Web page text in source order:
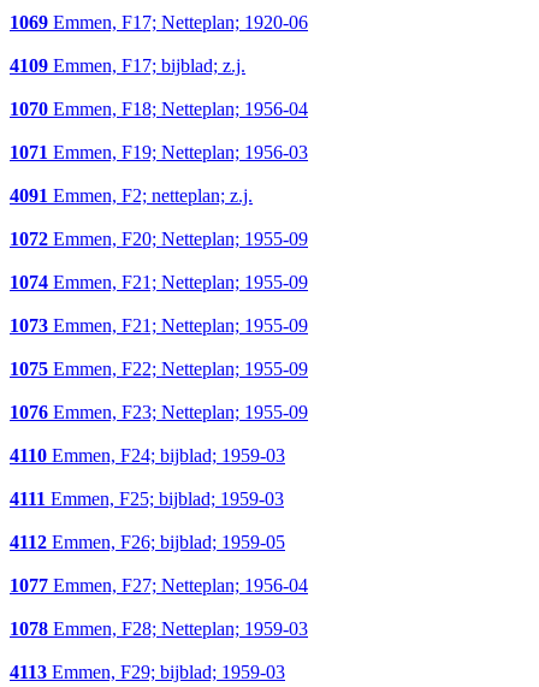
1069 Emmen, F17; Netteplan; 1920-06
4109 Emmen, F17; bijblad; z.j.
1070 Emmen, F18; Netteplan; 1956-04
1071 Emmen, F19; Netteplan; 1956-03
4091 Emmen, F2; netteplan; z.j.
1072 Emmen, F20; Netteplan; 1955-09
1074 Emmen, F21; Netteplan; 1955-09
1073 Emmen, F21; Netteplan; 1955-09
1075 Emmen, F22; Netteplan; 1955-09
1076 Emmen, F23; Netteplan; 1955-09
4110 Emmen, F24; bijblad; 1959-03
4111 Emmen, F25; bijblad; 1959-03
4112 Emmen, F26; bijblad; 1959-05
1077 Emmen, F27; Netteplan; 1956-04
1078 Emmen, F28; Netteplan; 1959-03
4113 Emmen, F29; bijblad; 1959-03